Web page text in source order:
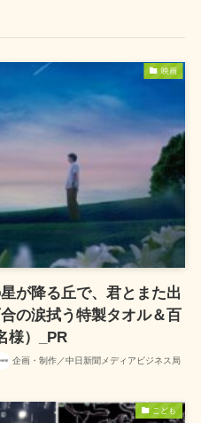
映画
が降る丘で、君とまた出
の涙拭う特製タオル＆百
様）_PR
企画・制作／中日新聞メディアビジネス局
こども